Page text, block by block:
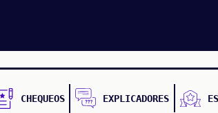
CHEQUEOS EXPLICADORES